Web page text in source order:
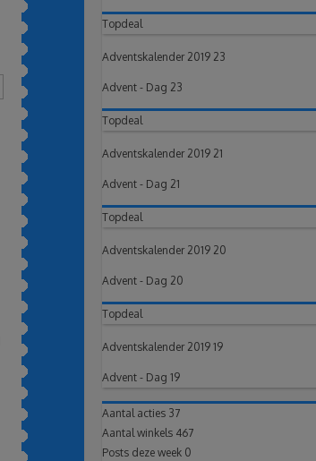
Topdeal
Adventskalender 2019 23
Advent - Dag 23
Topdeal
Adventskalender 2019 21
Advent - Dag 21
Topdeal
Adventskalender 2019 20
Advent - Dag 20
Topdeal
Adventskalender 2019 19
Advent - Dag 19
Aantal acties 37
Aantal winkels 467
Posts deze week 0